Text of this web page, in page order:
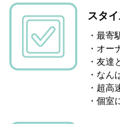
スタ
・最寄
・オー
・友達
・なん
・超高
・個室